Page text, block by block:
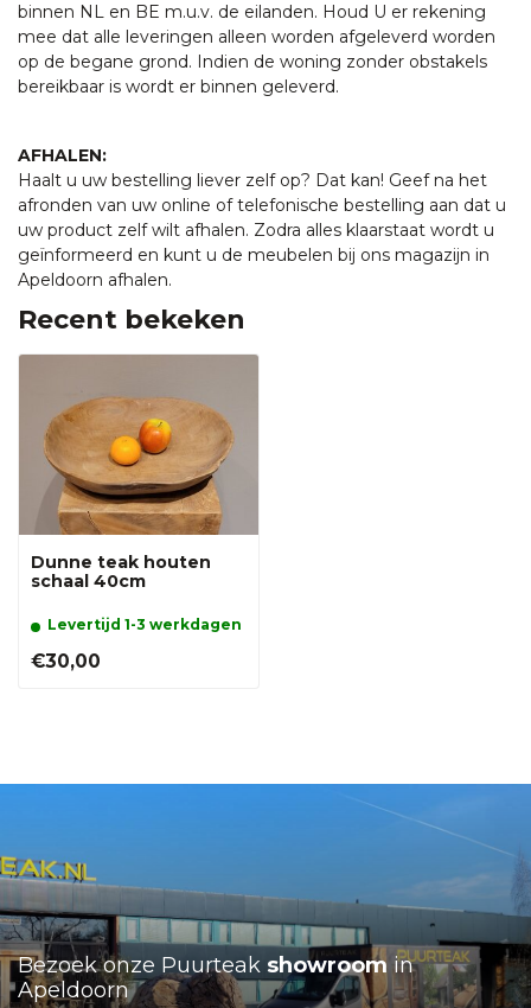
binnen NL en BE m.u.v. de eilanden. Houd U er rekening
mee dat alle leveringen alleen worden afgeleverd worden
op de begane grond. Indien de woning zonder obstakels
bereikbaar is wordt er binnen geleverd.
AFHALEN:
Haalt u uw bestelling liever zelf op? Dat kan! Geef na het
afronden van uw online of telefonische bestelling aan dat u
uw product zelf wilt afhalen. Zodra alles klaarstaat wordt u
geïnformeerd en kunt u de meubelen bij ons magazijn in
Apeldoorn afhalen.
Recent bekeken
Dunne teak houten
schaal 40cm
Levertijd 1-3 werkdagen
€30,00
Bezoek onze Puurteak showroom in
Apeldoorn